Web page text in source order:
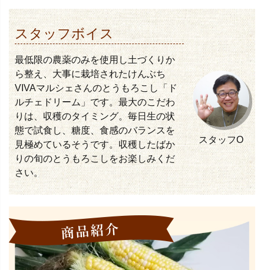
スタッフボイス
最低限の農薬のみを使用し土づくりか
ら整え、大事に栽培されたけんぶち
VIVAマルシェさんのとうもろこし「ド
ルチェドリーム」です。最大のこだわ
りは、収穫のタイミング。毎日生の状
態で試食し、糖度、食感のバランスを
見極めているそうです。収穫したばか
りの旬のとうもろこしをお楽しみくだ
さい。
スタッフO